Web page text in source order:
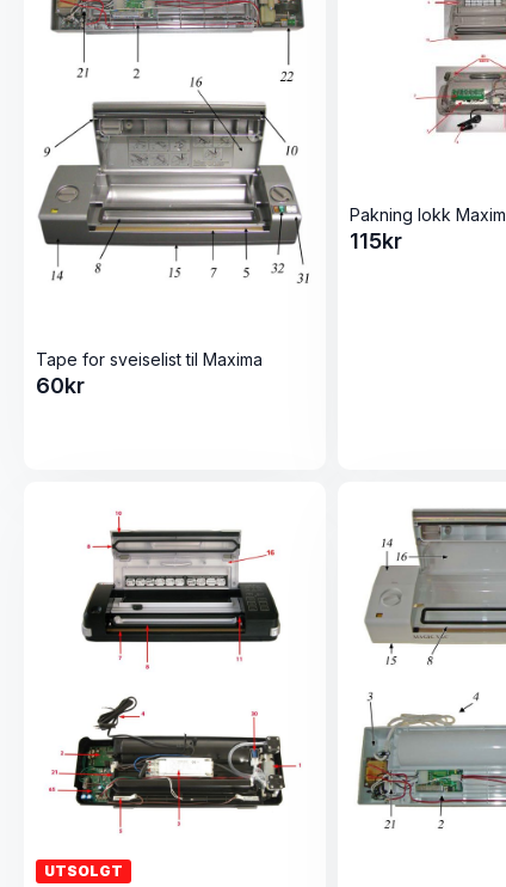
Tape for sveiselist til Maxima
60kr
Pakning lokk
115kr
UTSOLGT